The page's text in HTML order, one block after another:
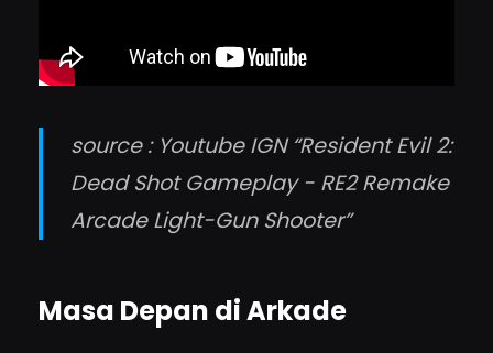
source : Youtube IGN “Resident Evil 2:
Dead Shot Gameplay - RE2 Remake
Arcade Light-Gun Shooter”
Masa Depan di Arkade